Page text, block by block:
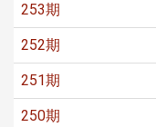
253期
252期
251期
250期